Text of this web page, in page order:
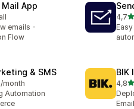
App
1
emails -
Flow
4,7
& SMS
20
month
Automation
BIK
4,8